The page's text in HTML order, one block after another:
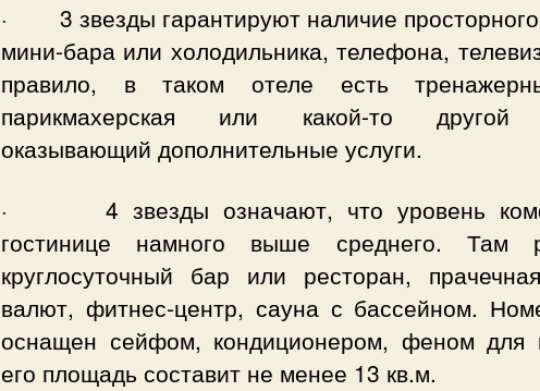
· 3 звезды гарантируют наличие
мини-бара или холодильника, телефона,
правило, в таком отеле есть
парикмахерская или какой-то другой
оказывающий дополнительные услуги.
· 4 звезды означают, что уровень
гостинице намного выше среднего. Там
круглосуточный бар или ресторан,
валют, фитнес-центр, сауна с бассейном.
оснащен сейфом, кондиционером, феном для
его площадь составит не менее 13 кв.м.